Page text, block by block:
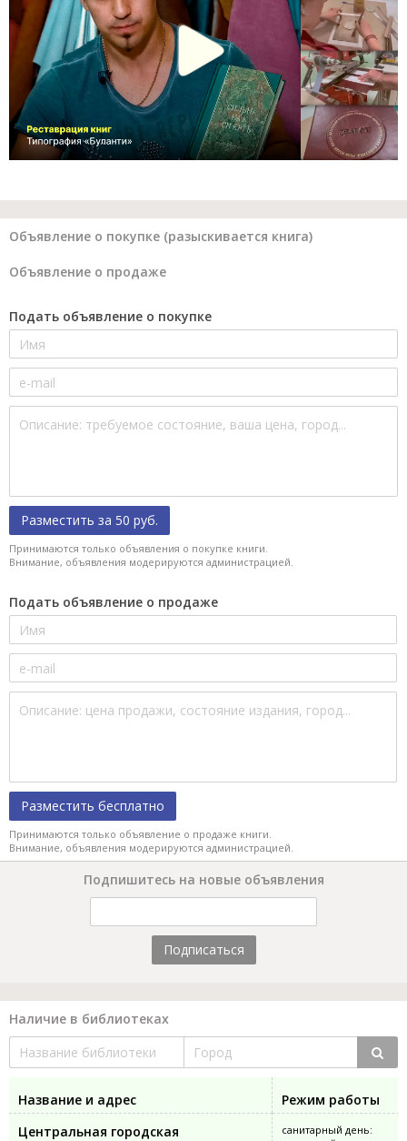
Объявление о покупке (разыскивается книга)
Объявление о продаже
Подать объявление о покупке
Разместить за 50 руб.
Принимаются только объявления о покупке книги.
Внимание, объявления модерируются администрацией.
Подать объявление о продаже
Разместить бесплатно
Принимаются только объявление о продаже книги.
Внимание, объявления модерируются администрацией.
Подпишитесь на новые объявления
Подписаться
Наличие в библиотеках
Название и адрес
Режим работы
Центральная городская
санитарный день: